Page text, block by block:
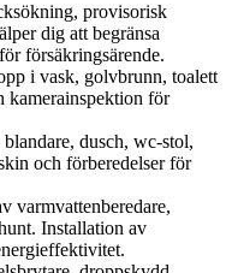
provisorisk
dig att begränsa
försäkringsärende.
i vask, golvbrunn, toalett
kamerainspektion för
dusch, wc-stol,
och förberedelser för
varmvattenberedare,
Installation av